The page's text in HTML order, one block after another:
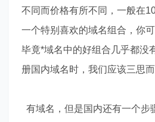
不同而价格有所不同，一般在
一个特别喜欢的域名组合，你
毕竟*域名中的好组合几乎都没
册国内域名时，我们应该三思而
有域名，但是国内还有一个步